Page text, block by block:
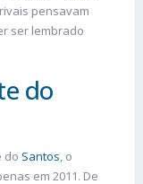
pensavam
ser lembrado
do
do Santos, o
em 2011. De